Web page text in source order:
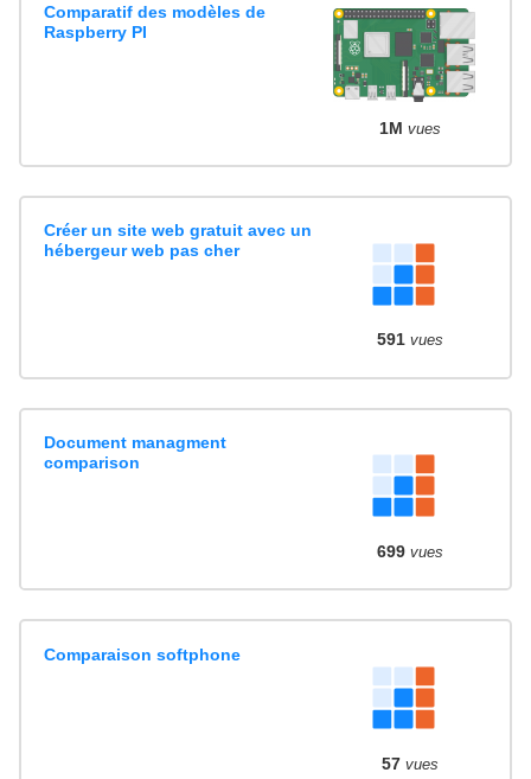
Comparatif des modèles de
Raspberry PI
1M vues
Créer un site web gratuit avec un
hébergeur web pas cher
591 vues
Document managment
comparison
699 vues
Comparaison softphone
57 vues